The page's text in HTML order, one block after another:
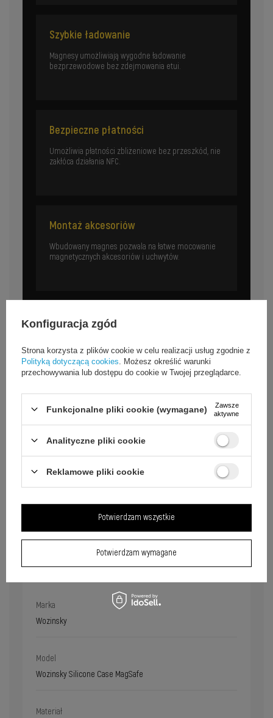
Szybkie ładowanie
Magnesy umożliwiają wygodne ładowanie
bezprzewodowe bez zdejmowania etui.
Bezpieczne płatności
Umożliwia płatności zbliżeniowe bez przeszkód, nie
zakłóca działania NFC.
Montaż akcesoriów
Wbudowany magnes pozwala na łatwe mocowanie
magnetycznych akcesoriów i uchwytów.
Specyfikacja
Marka
Wozinsky
Model
Wozinsky Silicone Case MagSafe
Materiał
Konfiguracja zgód
Strona korzysta z plików cookie w celu realizacji usług zgodnie z
Polityką dotyczącą cookies . Możesz określić warunki
przechowywania lub dostępu do cookie w Twojej przeglądarce.
Funkcjonalne pliki cookie (wymagane)
Zawsze
aktywne
Analityczne pliki cookie
Reklamowe pliki cookie
Potwierdzam wymagane
Potwierdzam wszystkie